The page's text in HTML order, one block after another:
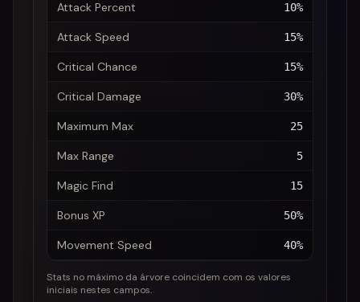
Attack Percent 10%
Attack Speed 15%
Critical Chance 15%
Critical Damage 30%
Maximum Max 25
Max Range 5
Magic Find 15
Bonus XP 50%
Movement Speed 40%
Stats no máximo da árvore coincidem com os valores
iniciais nestes campos.